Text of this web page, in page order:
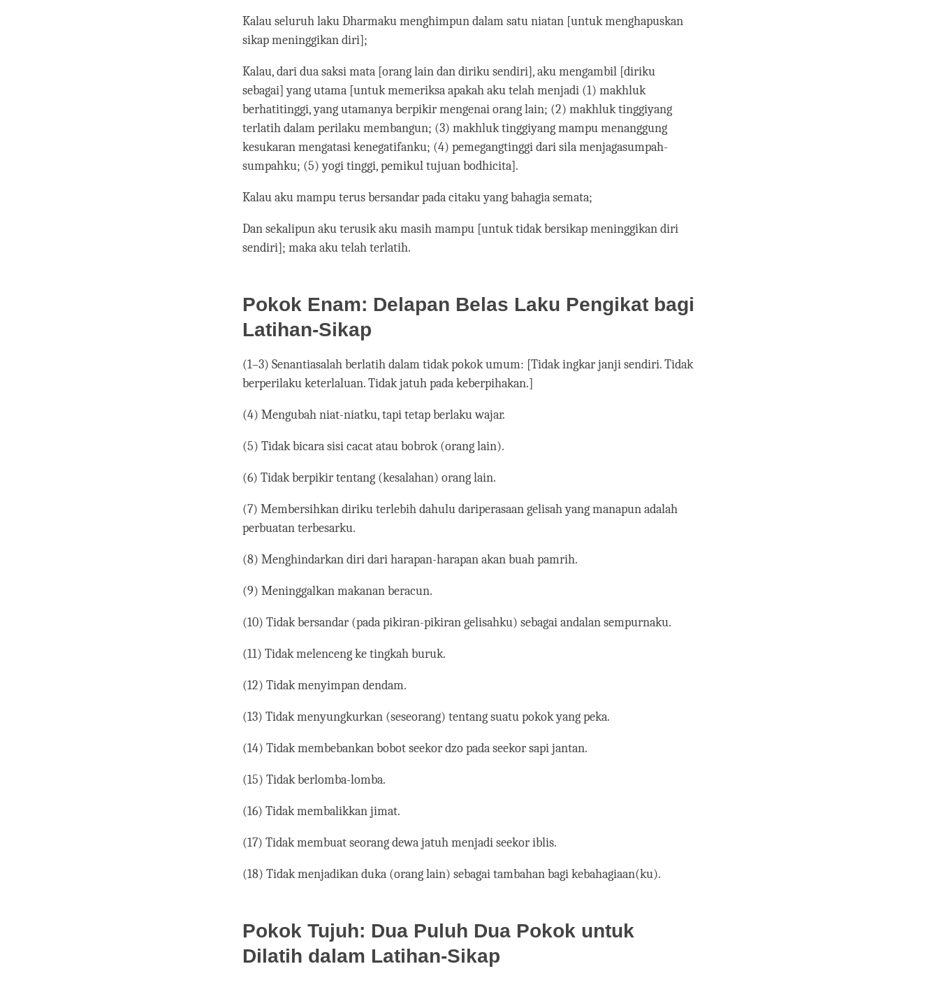
Kalau seluruh laku Dharmaku menghimpun dalam satu niatan [untuk menghapuskan
sikap meninggikan diri];
Kalau, dari dua saksi mata [orang lain dan diriku sendiri], aku mengambil [diriku
sebagai] yang utama [untuk memeriksa apakah aku telah menjadi (1) makhluk
berhatitinggi, yang utamanya berpikir mengenai orang lain; (2) makhluk tinggiyang
terlatih dalam perilaku membangun; (3) makhluk tinggiyang mampu menanggung
kesukaran mengatasi kenegatifanku; (4) pemegangtinggi dari sila menjagasumpah-
sumpahku; (5) yogi tinggi, pemikul tujuan bodhicita].
Kalau aku mampu terus bersandar pada citaku yang bahagia semata;
Dan sekalipun aku terusik aku masih mampu [untuk tidak bersikap meninggikan diri
sendiri]; maka aku telah terlatih.
Pokok Enam: Delapan Belas Laku Pengikat bagi
Latihan-Sikap
(1–3) Senantiasalah berlatih dalam tidak pokok umum: [Tidak ingkar janji sendiri. Tidak
berperilaku keterlaluan. Tidak jatuh pada keberpihakan.]
(4) Mengubah niat-niatku, tapi tetap berlaku wajar.
(5) Tidak bicara sisi cacat atau bobrok (orang lain).
(6) Tidak berpikir tentang (kesalahan) orang lain.
(7) Membersihkan diriku terlebih dahulu dariperasaan gelisah yang manapun adalah
perbuatan terbesarku.
(8) Menghindarkan diri dari harapan-harapan akan buah pamrih.
(9) Meninggalkan makanan beracun.
(10) Tidak bersandar (pada pikiran-pikiran gelisahku) sebagai andalan sempurnaku.
(11) Tidak melenceng ke tingkah buruk.
(12) Tidak menyimpan dendam.
(13) Tidak menyungkurkan (seseorang) tentang suatu pokok yang peka.
(14) Tidak membebankan bobot seekor dzo pada seekor sapi jantan.
(15) Tidak berlomba-lomba.
(16) Tidak membalikkan jimat.
(17) Tidak membuat seorang dewa jatuh menjadi seekor iblis.
(18) Tidak menjadikan duka (orang lain) sebagai tambahan bagi kebahagiaan(ku).
Pokok Tujuh: Dua Puluh Dua Pokok untuk
Dilatih dalam Latihan-Sikap